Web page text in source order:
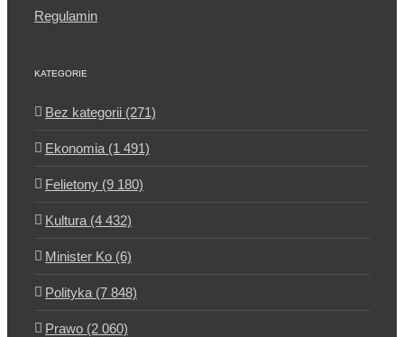
Regulamin
KATEGORIE
Bez kategorii (271)
Ekonomia (1 491)
Felietony (9 180)
Kultura (4 432)
Minister Ko (6)
Polityka (7 848)
Prawo (2 060)